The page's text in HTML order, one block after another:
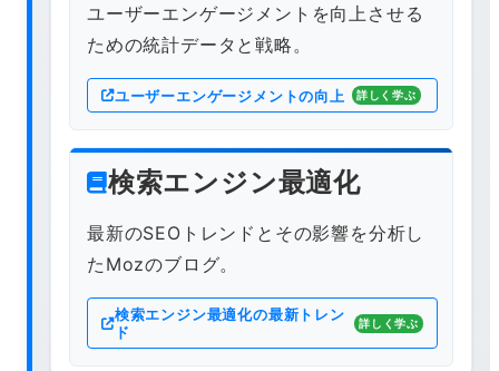
ユーザーエンゲージメントを向上させる
ための統計データと戦略。
ユーザーエンゲージメントの向上 詳しく学ぶ
検索エンジン最適化
最新のSEOトレンドとその影響を分析し
たMozのブログ。
検索エンジン最適化の最新トレン
ド
詳しく学ぶ